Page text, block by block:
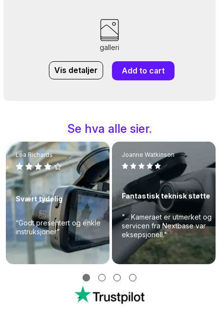
galleri
Vis detaljer Add to cart
Se hva alle sier.
Lea Richards
Svært tydelig
“Godt presentert og enkle
instruksjoner”
Joanne Watkinson
Fantastisk teknisk støtte
"... Kameraet er utmerket og
servicen fra Nextbase var
eksepsjonell."